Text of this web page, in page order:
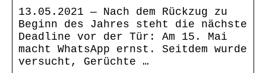
13.05.2021 — Nach dem Rückzug zu
Beginn des Jahres steht die nächste
Deadline vor der Tür: Am 15. Mai
macht WhatsApp ernst. Seitdem wurde
versucht, Gerüchte …